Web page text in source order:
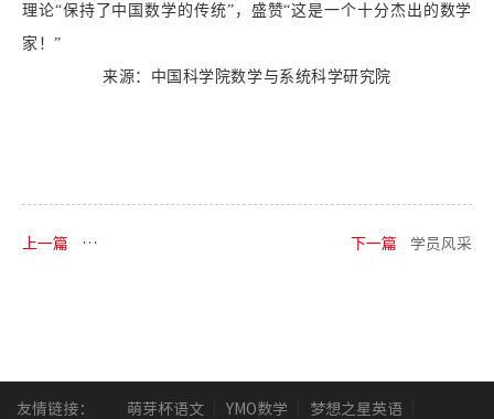
理论“保持了中国数学的传统”，盛赞“这是一个十分杰出的数学
家！”
来源：中国科学院数学与系统科学研究院
上一篇
转载|中国代表队参加第59届国际数学奥林匹克竞赛获得佳绩
下一篇 学员风采
友情链接： 萌芽杯语文 YMO数学 梦想之星英语